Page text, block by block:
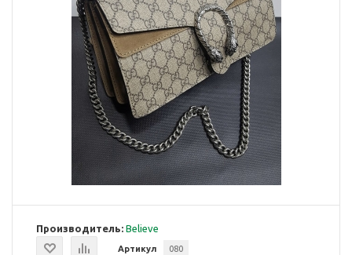
Производитель: Believe
Артикул 080